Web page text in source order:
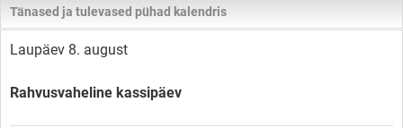
Tänased ja tulevased pühad kalendris
Laupäev 8. august
Rahvusvaheline kassipäev